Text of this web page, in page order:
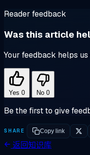
Reader feedback
Was this article
Your feedback helps
Yes 0 No 0
Be the first to give
SHARE Copy link
返回知识库